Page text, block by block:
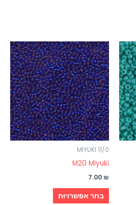
MIYUKI 11/0
M20 Miyuki
7.00 ₪
בחר אפשרויות
למוצר
זה
יש
מספר
סוגים.
ניתן
לבחור
את